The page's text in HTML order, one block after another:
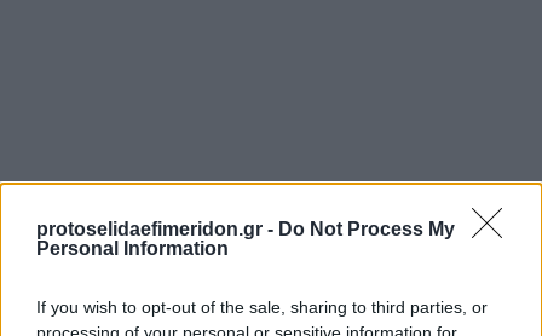
protoselidaefimeridon.gr - Do Not Process My
Personal Information
If you wish to opt-out of the sale, sharing to third parties, or
processing of your personal or sensitive information for